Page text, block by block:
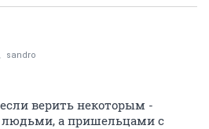
sandro
верить некоторым -
а пришельцами с